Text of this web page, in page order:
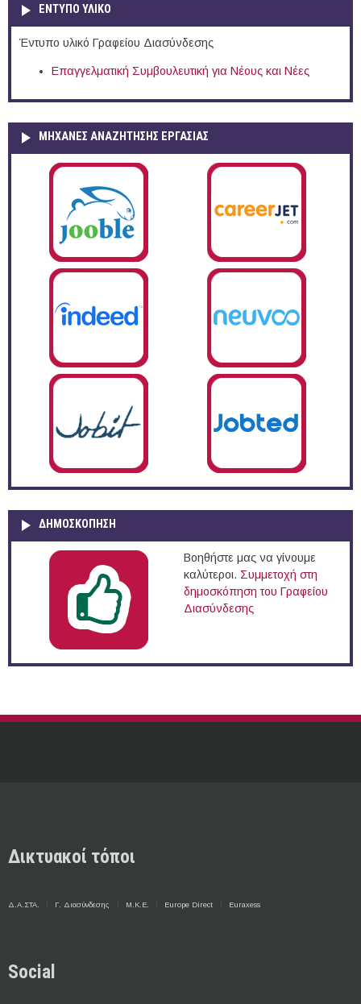
ΕΝΤΥΠΟ ΥΛΙΚΟ
Έντυπο υλικό Γραφείου Διασύνδεσης
Επαγγελματική Συμβουλευτική για Νέους και Νέες
ΜΗΧΑΝΕΣ ΑΝΑΖΗΤΗΣΗΣ ΕΡΓΑΣΙΑΣ
ΔΗΜΟΣΚΌΠΗΣΗ
Βοηθήστε μας να γίνουμε
καλύτεροι. Συμμετοχή στη
δημοσκόπηση του Γραφείου
Διασύνδεσης
Δικτυακοί τόποι
Δ.Α.ΣΤΑ. Γ. Διασύνδεσης Μ.Κ.Ε. Europe Direct Euraxess
Social